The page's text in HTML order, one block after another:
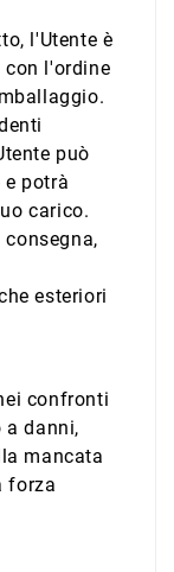
l'Utente è
l'ordine
può
potrà
carico.
esteriori
confronti
a danni,
mancata
forza